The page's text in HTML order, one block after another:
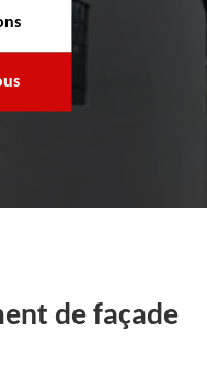
de façade